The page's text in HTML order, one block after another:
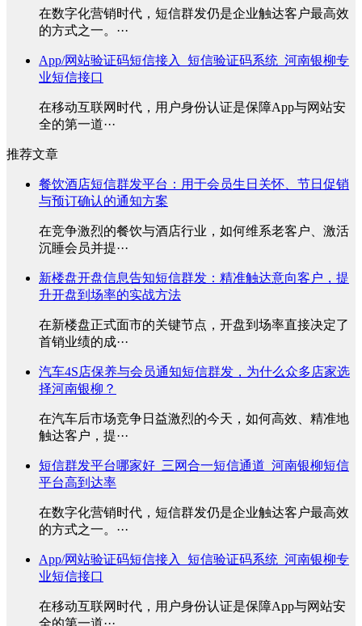
在数字化营销时代，短信群发仍是企业触达客户最高效
的方式之一。···
App/网站验证码短信接入_短信验证码系统_河南银柳专
业短信接口
在移动互联网时代，用户身份认证是保障App与网站安
全的第一道···
推荐文章
餐饮酒店短信群发平台：用于会员生日关怀、节日促销
与预订确认的通知方案
在竞争激烈的餐饮与酒店行业，如何维系老客户、激活
沉睡会员并提···
新楼盘开盘信息告知短信群发：精准触达意向客户，提
升开盘到场率的实战方法
在新楼盘正式面市的关键节点，开盘到场率直接决定了
首销业绩的成···
汽车4S店保养与会员通知短信群发，为什么众多店家选
择河南银柳？
在汽车后市场竞争日益激烈的今天，如何高效、精准地
触达客户，提···
短信群发平台哪家好_三网合一短信通道_河南银柳短信
平台高到达率
在数字化营销时代，短信群发仍是企业触达客户最高效
的方式之一。···
App/网站验证码短信接入_短信验证码系统_河南银柳专
业短信接口
在移动互联网时代，用户身份认证是保障App与网站安
全的第一道···